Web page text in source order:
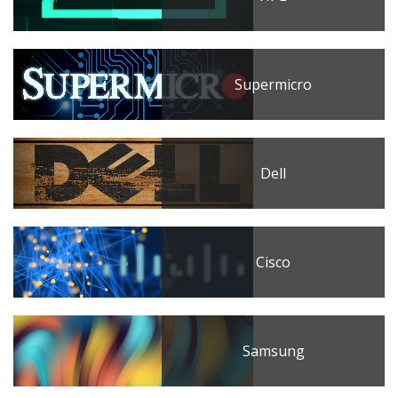
Supermicro
Dell
Cisco
Samsung